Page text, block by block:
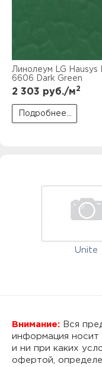
Линолеум LG Hausys
6606 Dark Green
2 303 руб./м2
Подробнее...
Unite
Внимание: Вся
информация
и ни при каких
офертой,